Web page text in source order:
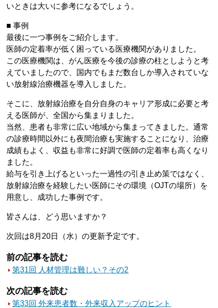
いときは大いに参考になるでしょう。
■ 事例
最後に一つ事例をご紹介します。
医師の定着率が低く困っている医療機関がありました。
この医療機関は、がん医療を今後の診療の柱としようと考
えていましたので、国内でもまだ数台しか導入されていな
い放射線治療機器を導入しました。
そこに、放射線治療を自分自身のキャリア形成に必要と考
える医師が、全国から集まりました。
当然、患者も非常に広い地域から集まってきました。通常
の診療時間以外にも夜間治療も実施することになり、治療
成績もよく、収益も非常に好調で医師の定着率も高くなり
ました。
給与を引き上げるといった一過性の引き止め策ではなく、
放射線治療を経験したい医師にその環境（OJTの場所）を
用意し、成功した事例です。
皆さんは、どう思いますか？
次回は8月20日（水）の更新予定です。
前の記事を読む
第31回 人材管理は難しい？その2
次の記事を読む
第33回 外来患者数・外来収入アップのヒント